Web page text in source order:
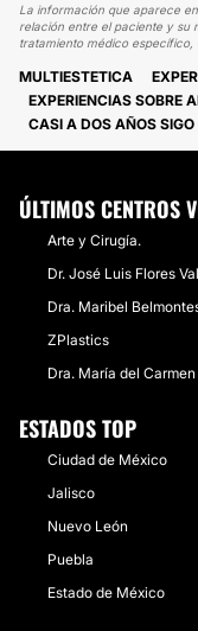
La información que aparece
relación entre el paciente y su
tratamiento médico
MULTIESTETICA
EXPERIENCIAS SOBRE
CASI A DOS AÑOS
ÚLTIMOS CENTROS
Arte y Cirugía.
Dr. José Luis Flores
Dra. Maribel
ZPlastics
Dra. María del
ESTADOS TOP
Ciudad de México
Jalisco
Nuevo León
Puebla
Estado de México